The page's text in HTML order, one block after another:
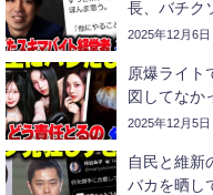
長、バチク
2025年12月6日
原爆ライト
図してなか
2025年12月5日
自民と維新
バカを晒し